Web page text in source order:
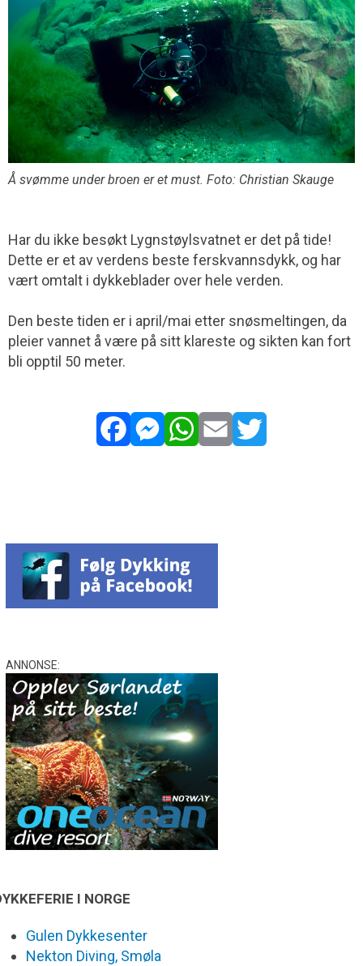
Å svømme under broen er et must. Foto: Christian Skauge
Har du ikke besøkt Lygnstøylsvatnet er det på tide!
Dette er et av verdens beste ferskvannsdykk, og har
vært omtalt i dykkeblader over hele verden.
Den beste tiden er i april/mai etter snøsmeltingen, da
pleier vannet å være på sitt klareste og sikten kan fort
bli opptil 50 meter.
ANNONSE:
I NORGE
Gulen Dykkesenter
Nekton Diving, Smøla